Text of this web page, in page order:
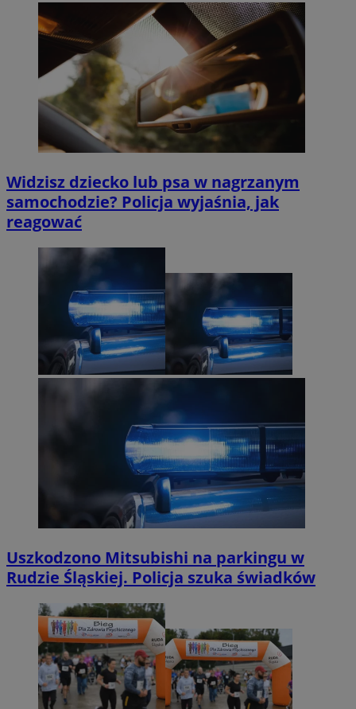
Widzisz dziecko lub psa w nagrzanym
samochodzie? Policja wyjaśnia, jak
reagować
Uszkodzono Mitsubishi na parkingu w
Rudzie Śląskiej. Policja szuka świadków